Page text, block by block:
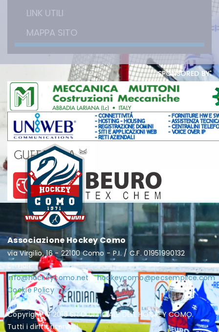
LINK UTILI
MAPPA SITO
sponsored by:
Associazione Hockey Como
via Virgilio, 16 - 22100 Como - P.I. / C.F. 01951990132
E-mail:
info@hockeycomo.net -hockeycomo@pecsemplice.com
Cookie Policy
Copyright © 2016 SITO UFFICIALE DELL'HOCKEY COMO.
Tutti i diritti riservati.